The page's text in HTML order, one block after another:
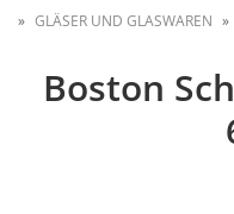
Nützliche Tipps
GLÄSER UND GLASWAREN
Boston